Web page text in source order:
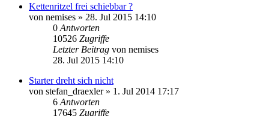
Kettenritzel frei schiebbar ?
von nemises » 28. Jul 2015 14:10
0 Antworten
10526 Zugriffe
Letzter Beitrag von nemises
28. Jul 2015 14:10
Starter dreht sich nicht
von stefan_draexler» 1. Jul 2014 17:17
6 Antworten
17645 Zugriffe